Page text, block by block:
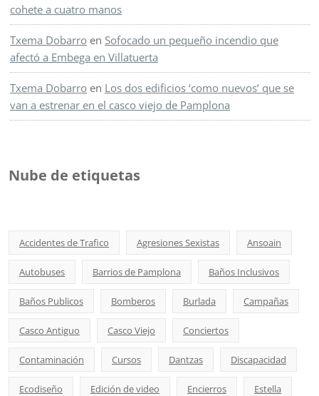
cohete a cuatro manos
Txema Dobarro en Sofocado un pequeño incendio que
afectó a Embega en Villatuerta
Txema Dobarro en Los dos edificios ‘como nuevos’ que se
van a estrenar en el casco viejo de Pamplona
Nube de etiquetas
Accidentes de Trafico Agresiones Sexistas Ansoain
Autobuses Barrios de Pamplona Baños Inclusivos
Baños Publicos Bomberos Burlada Campañas
Casco Antiguo Casco Viejo Conciertos
Contaminación Cursos Dantzas Discapacidad
Ecodiseño Edición de video Encierros Estella